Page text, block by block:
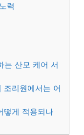
력
는 산모 케어 서
조리원에서는 어
떻게 적용되나